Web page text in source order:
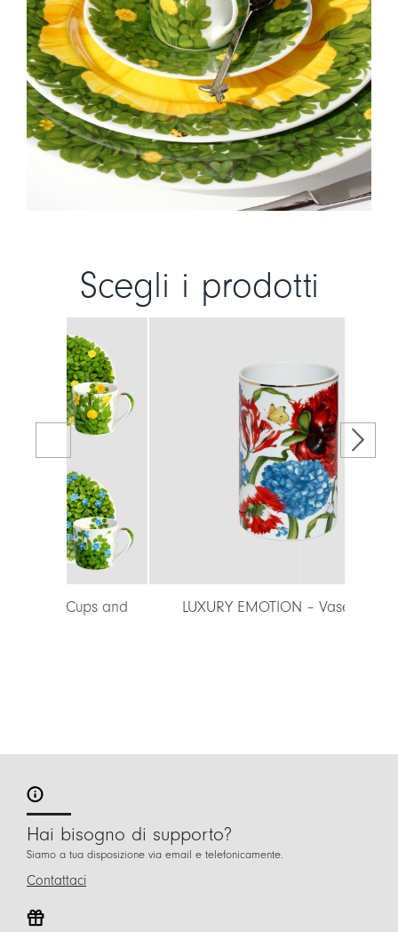
Scegli i prodotti
LUXURY EMOTION – Vase 20 cm
Hai bisogno di supporto?
Siamo a tua disposizione via email e telefonicamente.
Contattaci